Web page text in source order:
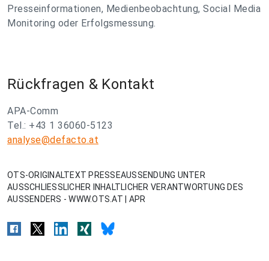
Presseinformationen, Medienbeobachtung, Social Media
Monitoring oder Erfolgsmessung.
Rückfragen & Kontakt
APA-Comm
Tel.: +43 1 36060-5123
analyse@defacto.at
OTS-ORIGINALTEXT PRESSEAUSSENDUNG UNTER
AUSSCHLIESSLICHER INHALTLICHER VERANTWORTUNG DES
AUSSENDERS - WWW.OTS.AT | APR